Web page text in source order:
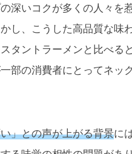
深いコクが多くの人々を
し、こうした高品質な味
タントラーメンと比べる
部の消費者にとってネッ
」との声が上がる背景に